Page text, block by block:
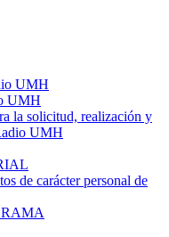
UMH
UMH
la solicitud, realización y
UMH
de carácter personal de